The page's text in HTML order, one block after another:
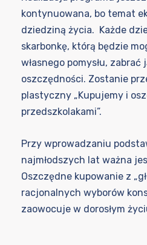
kontynuowana, bo temat
dziedziną życia. Każde
skarbonkę, którą będzie
własnego pomysłu,
oszczędności. Zostanie
plastyczny „Kupujemy i
przedszkolakami”.
Przy wprowadzaniu
najmłodszych lat ważna
Oszczędne kupowanie z
racjonalnych wyborów
zaowocuje w dorosłym